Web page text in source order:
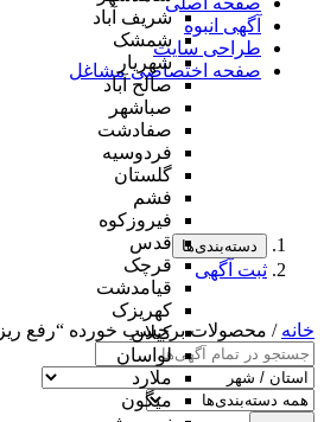
شریف آباد
شمشک
شهریار
صالح آباد
صباشهر
صفادشت
فردوسیه
گلستان
فشم
فیروزکوه
قدس
قرچک
قیامدشت
کهریزک
کیلان
لواسان
ملارد
میگون
آگهی انبوه
طراحی سایت
صفحه اختصاصی مشاغل
دسته‌بندی‌ها
ثبت آگهی
خانه / محصولات برچسب خورده “رفع